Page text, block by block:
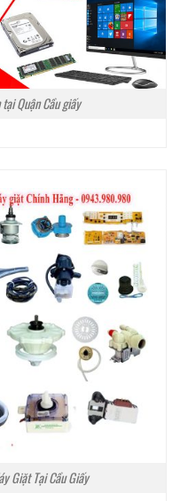
Quận Cầu giấy
Giặt Tại Cầu Giấy